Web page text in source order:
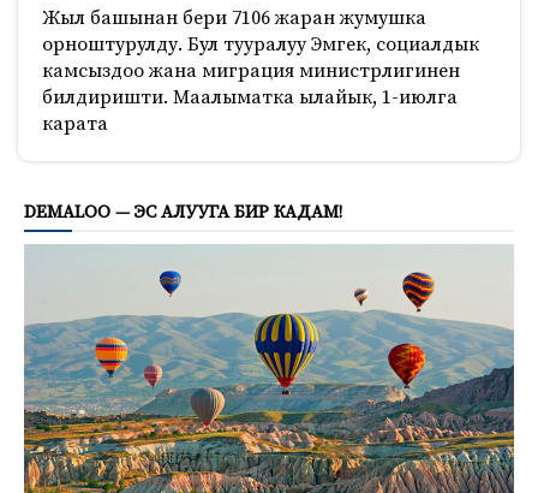
Жыл башынан бери 7106 жаран жумушка
орноштурулду. Бул тууралуу Эмгек, социалдык
камсыздоо жана миграция министрлигинен
билдиришти. Маалыматка ылайык, 1-июлга
карата
DEMALOO — ЭС АЛУУГА БИР КАДАМ!